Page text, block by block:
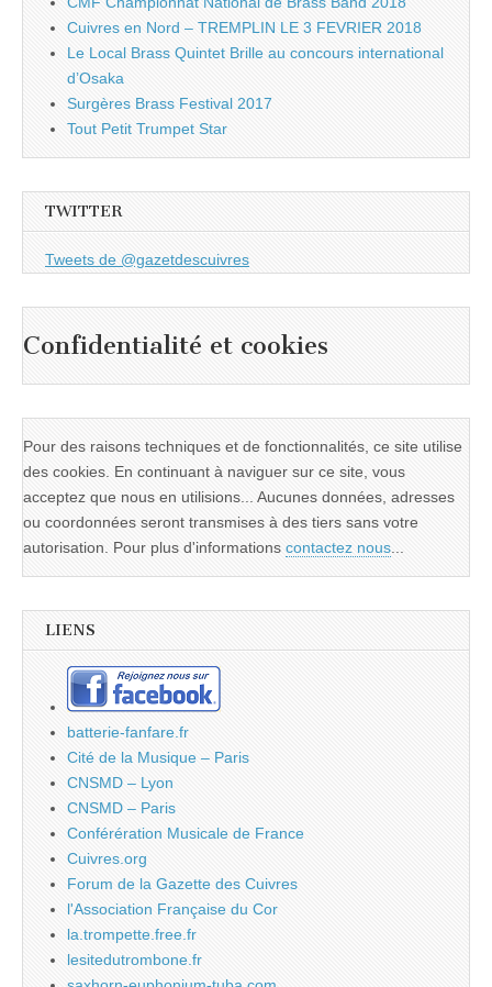
Cuivres en Nord – TREMPLIN LE 3 FEVRIER 2018
Le Local Brass Quintet Brille au concours international
d’Osaka
Surgères Brass Festival 2017
Tout Petit Trumpet Star
TWITTER
Tweets de @gazetdescuivres
Confidentialité et cookies
Pour des raisons techniques et de fonctionnalités, ce site utilise
des cookies. En continuant à naviguer sur ce site, vous
acceptez que nous en utilisions... Aucunes données, adresses
ou coordonnées seront transmises à des tiers sans votre
autorisation. Pour plus d'informations contactez nous...
LIENS
batterie-fanfare.fr
Cité de la Musique – Paris
CNSMD – Lyon
CNSMD – Paris
Conférération Musicale de France
Cuivres.org
Forum de la Gazette des Cuivres
l'Association Française du Cor
la.trompette.free.fr
lesitedutrombone.fr